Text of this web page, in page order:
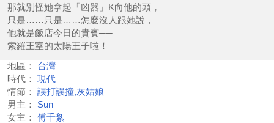
那就別怪她拿起「凶器」K向他的頭，
只是……只是……怎麼沒人跟她說，
他就是飯店今日的貴賓──
索羅王室的太陽王子啦！
地區：
台灣
時代：
現代
情節：
誤打誤撞,灰姑娘
男主：
Sun
女主：
傅千絮